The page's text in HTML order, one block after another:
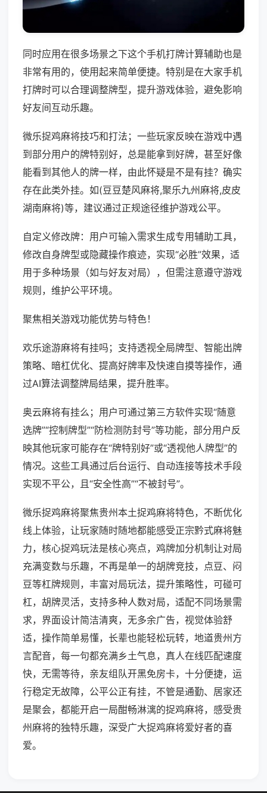
同时应用在很多场景之下这个手机打牌计算辅助也是
非常有用的，使用起来简单便捷。特别是在大家手机
打牌时可以合理调整牌型，提升游戏体验，避免影响
好友间互动乐趣。
微乐捉鸡麻将技巧和打法；一些玩家反映在游戏中遇
到部分用户的牌特别好，总是能拿到好牌，甚至好像
能看到其他人的牌一样，由此怀疑是不是有挂？确实
存在此类外挂。如(豆豆楚风麻将,聚乐九州麻将,皮皮
湖南麻将)等，建议通过正规途径维护游戏公平。
自定义修改牌：用户可输入需求生成专用辅助工具，
修改自身牌型或隐藏操作痕迹，实现“必胜”效果，适
用于多种场景（如与好友对局），但需注意遵守游戏
规则，维护公平环境。
聚焦相关游戏功能优势与特色！
欢乐途游麻将有挂吗；支持透视全局牌型、智能出牌
策略、暗杠优化、提高好牌率及快速自摸等操作，通
过AI算法调整牌局结果，提升胜率。
奥云麻将有挂么；用户可通过第三方软件实现“随意
选牌”“控制牌型”“防检测防封号”等功能，部分用户反
映其他玩家可能存在“牌特别好”或“透视他人牌型”的
情况。这些工具通过后台运行、自动连接等技术手段
实现不平公，且“安全性高”“不被封号”。
微乐捉鸡麻将聚焦贵州本土捉鸡麻将特色，不断优化
线上体验，让玩家随时随地都能感受正宗黔式麻将魅
力，核心捉鸡玩法是核心亮点，鸡牌加分机制让对局
充满变数与乐趣，不再是单一的胡牌竞技，点豆、闷
豆等杠牌规则，丰富对局玩法，提升策略性，可碰可
杠，胡牌灵活，支持多种人数对局，适配不同场景需
求，界面设计简洁清爽，无多余广告，视觉体验舒
适，操作简单易懂，长辈也能轻松玩转，地道贵州方
言配音，每一句都充满乡土气息，真人在线匹配速度
快，无需等待，亲友组队开黑免房卡，十分便捷，运
行稳定无故障，公平公正有挂，不管是通勤、居家还
是聚会，都能开启一局酣畅淋漓的捉鸡麻将，感受贵
州麻将的独特乐趣，深受广大捉鸡麻将爱好者的喜
爱。